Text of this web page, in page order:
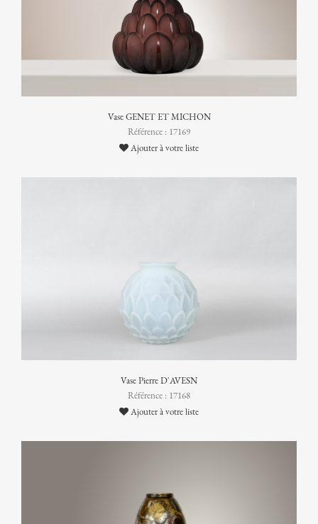
Vase GENET ET MICHON
Référence : 17169
Ajouter à votre liste
Vase Pierre D'AVESN
Référence : 17168
Ajouter à votre liste